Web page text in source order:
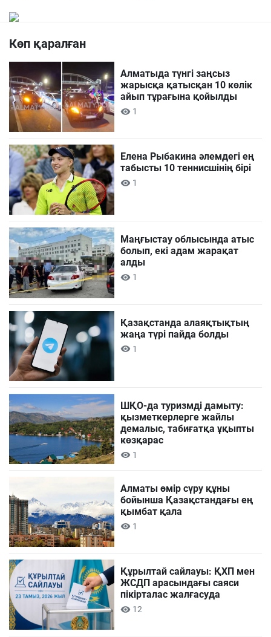
Көп қаралған
Алматыда түнгі заңсыз
жарысқа қатысқан 10 көлік
айып тұрағына қойылды
1
Елена Рыбакина әлемдегі ең
табысты 10 теннисшінің бірі
1
Маңғыстау облысында атыс
болып, екі адам жарақат
алды
1
Қазақстанда алаяқтықтың
жаңа түрі пайда болды
1
ШҚО-да туризмді дамыту:
қызметкерлерге жайлы
демалыс, табиғатқа ұқыпты
көзқарас
1
Алматы өмір сүру құны
бойынша Қазақстандағы ең
қымбат қала
1
Құрылтай сайлауы: ҚХП мен
ЖСДП арасындағы саяси
пікірталас жалғасуда
12